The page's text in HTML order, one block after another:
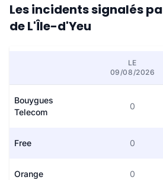
Les incidents signalés
de L'Île-d'Yeu
LE
09/08/2026
Bouygues
Telecom
0
Free 0
Orange 0